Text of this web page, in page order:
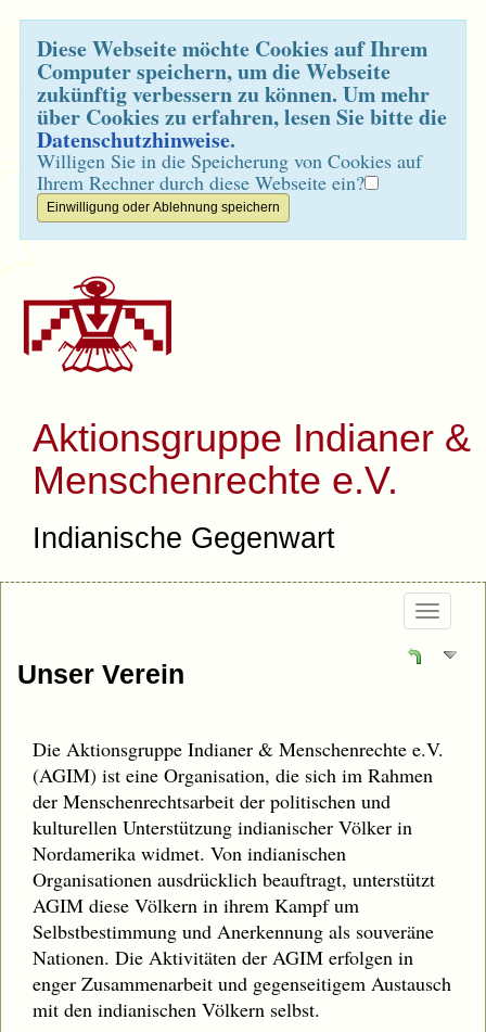
Diese Webseite möchte Cookies auf Ihrem
Computer speichern, um die Webseite
zukünftig verbessern zu können. Um mehr
über Cookies zu erfahren, lesen Sie bitte die
Datenschutzhinweise.
Willigen Sie in die Speicherung von Cookies auf
Ihrem Rechner durch diese Webseite ein?
Aktionsgruppe Indianer &
Menschenrechte e.V.
Indianische Gegenwart
Unser Verein
Die Aktionsgruppe Indianer & Menschenrechte e.V.
(AGIM) ist eine Organisation, die sich im Rahmen
der Menschenrechtsarbeit der politischen und
kulturellen Unterstützung indianischer Völker in
Nordamerika widmet. Von indianischen
Organisationen ausdrücklich beauftragt, unterstützt
AGIM diese Völkern in ihrem Kampf um
Selbstbestimmung und Anerkennung als souveräne
Nationen. Die Aktivitäten der AGIM erfolgen in
enger Zusammenarbeit und gegenseitigem Austausch
mit den indianischen Völkern selbst.